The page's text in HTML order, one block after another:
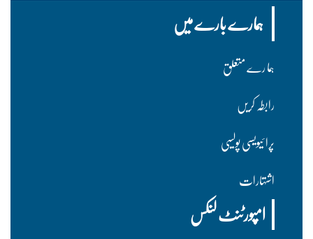
ہمارے بارے میں
ہما رے متعلق
رابطہ کریں
پرا ئیویسی پولسیی
اشتہارات
امپورٹنٹ لنکس